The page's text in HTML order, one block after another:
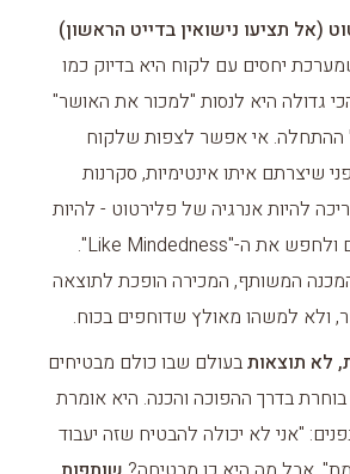
(אל תציעו נישואין בדייט הראשון)
יחסים עם לקוח היא בדיוק כמו
גדולה היא לנסות "למכור את האושר"
ההתחלה. אי אפשר לצפות שלקוח
שיצרתם איתו אינטימיות, סקרנות
להיות אנרגיה של פלירטוט - להיות
מעניינים, קשובים ולחפש את ה-"Like Mindedness".
המשותף, המכירה הופכת לתוצאה
ולא למשהו מאולץ שדוחפים בכוח.
לא תוצאותבעולם שבו כולם מבטיחים
בוחרת בדרך ההפוכה והכנה. היא אומרת
"אני לא יכולה להבטיח שזה יעבוד